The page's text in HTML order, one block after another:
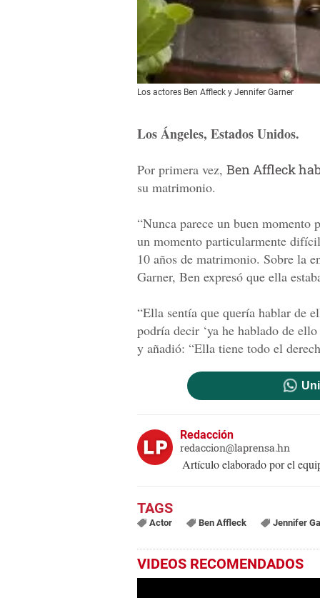
Los actores Ben Affleck y Jennifer Garner
Los Ángeles, Estados Unidos.
Por primera vez, Ben Affleck
su matrimonio.
“Nunca parece un buen momento
un momento particularmente
10 años de matrimonio. Sobre la
Garner, Ben expresó que ella
“Ella sentía que quería hablar de
podría decir ‘ya he hablado de
y añadió: “Ella tiene todo el
Redacción
redaccion@laprensa.hn
Artículo elaborado por el
Actor Ben Affleck Jennifer
VIDEOS RECOMENDADOS